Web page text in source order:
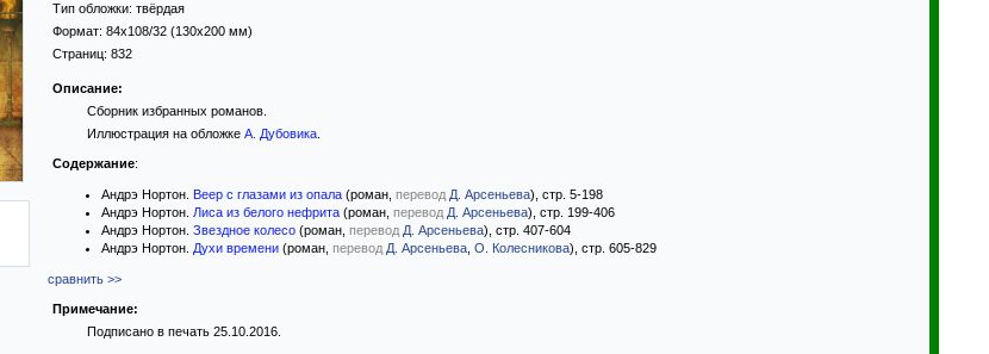
Тип обложки: твёрдая
Формат: 84x108/32 (130x200 мм)
Страниц: 832
Описание:
Сборник избранных романов.
Иллюстрация на обложке А. Дубовика.
Содержание:
Андрэ Нортон. Веер с глазами из опала (роман, перевод Д. Арсеньева), стр. 5-198
Андрэ Нортон. Лиса из белого нефрита (роман, перевод Д. Арсеньева), стр. 199-406
Андрэ Нортон. Звездное колесо (роман, перевод Д. Арсеньева), стр. 407-604
Андрэ Нортон. Духи времени (роман, перевод Д. Арсеньева О. Колесникова), стр. 605-829
сравнить >>
Примечание:
Подписано в печать 25.10.2016.